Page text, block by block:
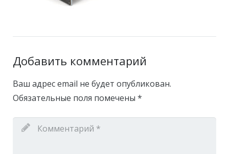
Добавить комментарий
Ваш адрес email не будет опубликован.
Обязательные поля помечены *